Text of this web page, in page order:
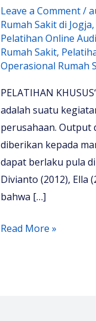
Leave a Comment/
Rumah Sakit di Jogja,
Pelatihan Online
Rumah Sakit,
Operasional Rumah
PELATIHAN
adalah suatu
perusahaan. Output
diberikan kepada
dapat berlaku pula
Divianto (2012), Ella
bahwa […]
Pelatihan
Read More »